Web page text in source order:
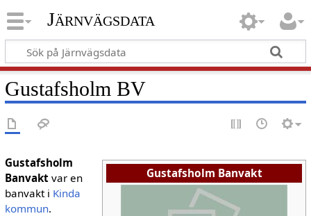
Järnvägsdata
Gustafsholm BV
Gustafsholm Banvakt
Gustafsholm
Banvaktvar en
banvakt i Kinda
kommun.